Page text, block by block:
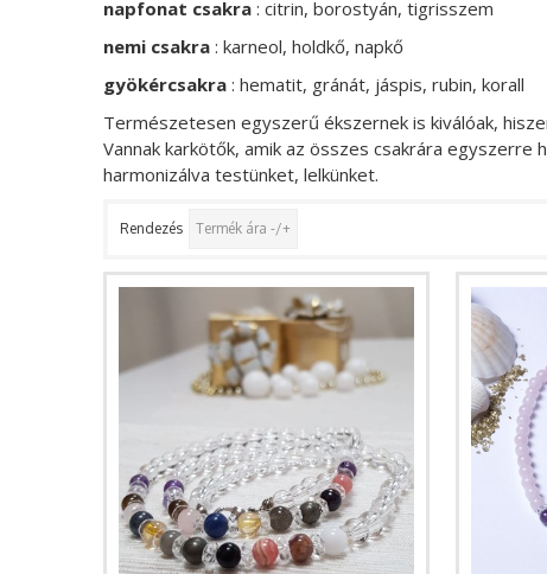
napfonat csakra : citrin, borostyán, tigrisszem
nemi csakra : karneol, holdkő, napkő
gyökércsakra : hematit, gránát, jáspis, rubin, korall
Természetesen egyszerű ékszernek is kiválóak,
Vannak karkötők, amik az összes csakrára
harmonizálva testünket, lelkünket.
Rendezés Termék ára -/+